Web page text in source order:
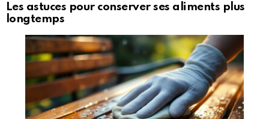
Les astuces pour conserver ses aliments plus
longtemps